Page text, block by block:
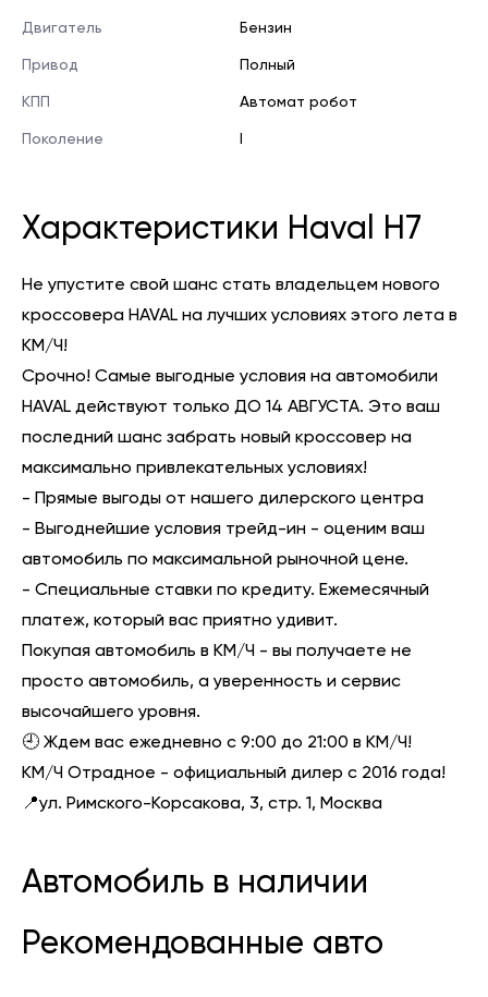
Двигатель Бензин
Привод Полный
КПП Автомат робот
Поколение I
Характеристики Haval H7
Не упустите свой шанс стать владельцем нового
кроссовера HAVAL на лучших условиях этого лета в
КМ/Ч!
Срочно! Самые выгодные условия на автомобили
HAVAL действуют только ДО 14 АВГУСТА. Это ваш
последний шанс забрать новый кроссовер на
максимально привлекательных условиях!
- Прямые выгоды от нашего дилерского центра
- Выгоднейшие условия трейд-ин - оценим ваш
автомобиль по максимальной рыночной цене.
- Специальные ставки по кредиту. Ежемесячный
платеж, который вас приятно удивит.
Покупая автомобиль в КМ/Ч - вы получаете не
просто автомобиль, а уверенность и сервис
высочайшего уровня.
🕘 Ждем вас ежедневно с 9:00 до 21:00 в КМ/Ч!
КМ/Ч Отрадное - официальный дилер с 2016 года!
📍ул. Римского-Корсакова, 3, стр. 1, Москва
Автомобиль в наличии
Рекомендованные авто